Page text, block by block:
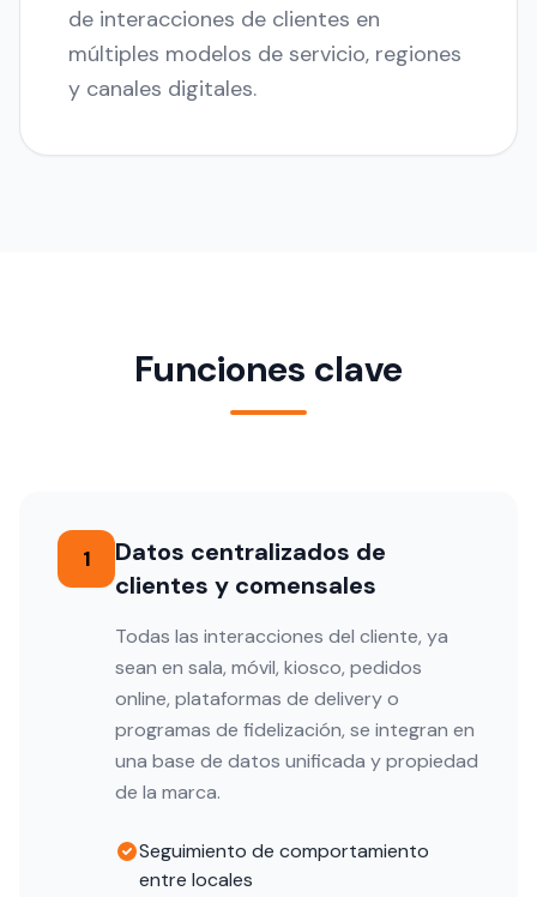
de interacciones de clientes en
múltiples modelos de servicio, regiones
y canales digitales.
Funciones clave
1
Datos centralizados de
clientes y comensales
Todas las interacciones del cliente, ya
sean en sala, móvil, kiosco, pedidos
online, plataformas de delivery o
programas de fidelización, se integran en
una base de datos unificada y propiedad
de la marca.
Seguimiento de comportamiento
entre locales